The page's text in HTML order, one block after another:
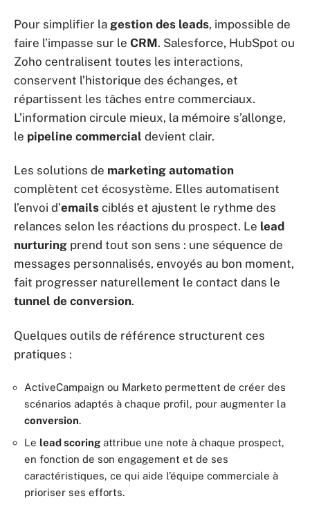
Pour simplifier la gestion des leads, impossible de
faire l’impasse sur le CRM. Salesforce, HubSpot ou
Zoho centralisent toutes les interactions,
conservent l’historique des échanges, et
répartissent les tâches entre commerciaux.
L’information circule mieux, la mémoire s’allonge,
le pipeline commercial devient clair.
Les solutions de marketing automation
complètent cet écosystème. Elles automatisent
l’envoi d’emails ciblés et ajustent le rythme des
relances selon les réactions du prospect. Le lead
nurturing prend tout son sens : une séquence de
messages personnalisés, envoyés au bon moment,
fait progresser naturellement le contact dans le
tunnel de conversion.
Quelques outils de référence structurent ces
pratiques :
ActiveCampaign ou Marketo permettent de créer des
scénarios adaptés à chaque profil, pour augmenter la
conversion.
Le lead scoring attribue une note à chaque prospect,
en fonction de son engagement et de ses
caractéristiques, ce qui aide l’équipe commerciale à
prioriser ses efforts.